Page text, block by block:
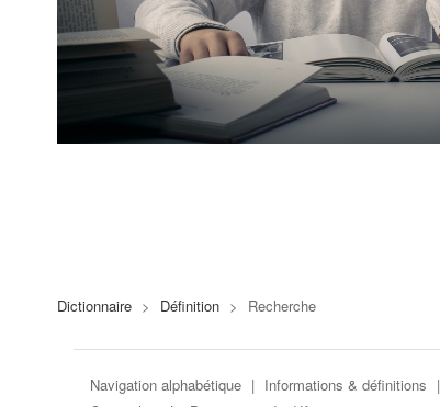
Dictionnaire > Définition > Recherche
Navigation alphabétique | Informations & définitions |